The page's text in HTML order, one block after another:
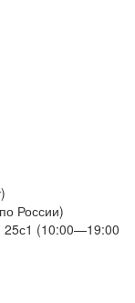
России)
25с1 (10:00—19:00